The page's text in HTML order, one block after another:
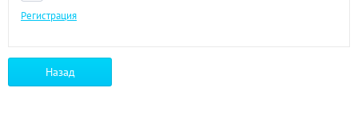
Регистрация
Назад